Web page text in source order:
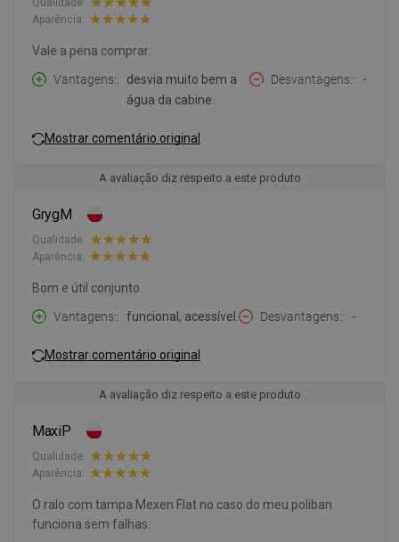
Qualidade:
Aparência:
Vale a pena comprar.
Vantagens:
desvia muito bem a
água da cabine.
Desvantagens: -
Mostrar comentário original
A avaliação diz respeito a este produto
GrygM
Qualidade:
Aparência:
Bom e útil conjunto.
Vantagens:
funcional, acessível. Desvantagens: -
Mostrar comentário original
A avaliação diz respeito a este produto
MaxiP
Qualidade:
Aparência:
O ralo com tampa Mexen Flat no caso do meu poliban
funciona sem falhas.